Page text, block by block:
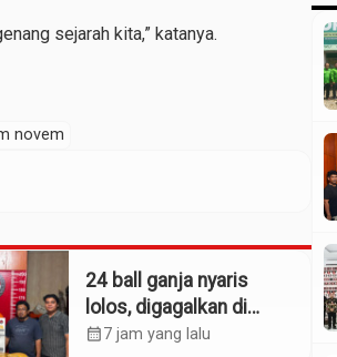
sejarah kita,” katanya.
novem
24 ball ganja nyaris
lolos, digagalkan di
Simpang Empat
calendar_month7 jam yang lalu